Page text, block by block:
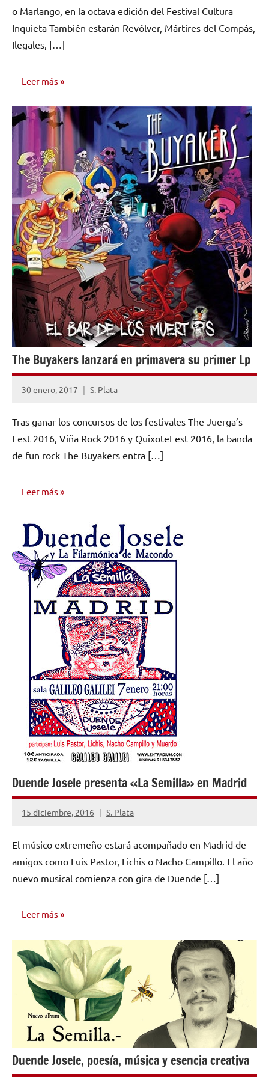
o Marlango, en la octava edición del Festival Cultura
Inquieta También estarán Revólver, Mártires del Compás,
Ilegales, […]
Leer más
NOTICIAS
The Buyakers lanzará en primavera su primer Lp
30 enero, 2017 S. Plata
No
comentarios
Tras ganar los concursos de los festivales The Juerga’s
Fest 2016, Viña Rock 2016 y QuixoteFest 2016, la banda
de fun rock The Buyakers entra […]
Leer más
NOTICIAS
Duende Josele presenta «La Semilla» en Madrid
15 diciembre, 2016 S. Plata
No
comentarios
El músico extremeño estará acompañado en Madrid de
amigos como Luis Pastor, Lichis o Nacho Campillo. El año
nuevo musical comienza con gira de Duende […]
Leer más
NOTICIAS
Duende Josele, poesía, música y esencia creativa